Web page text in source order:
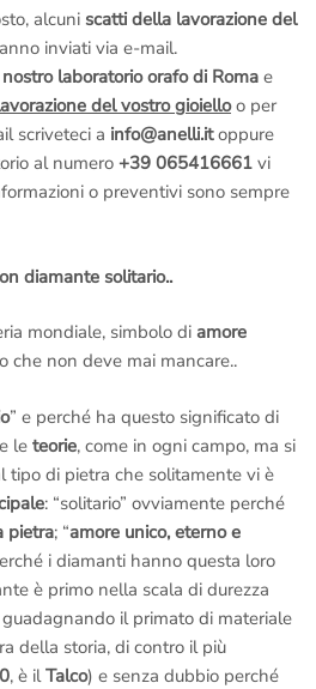
alcuni scatti della lavorazione del
inviati via e-mail.
laboratorio orafo di Roma e
del vostro gioielloo per
scriveteci a info@anelli.itoppure
al numero +39 065416661 vi
o preventivi sono sempre
diamante solitario..
mondiale, simbolo di amore
che non deve mai mancare..
” e perché ha questo significato di
le teorie, come in ogni campo, ma si
tipo di pietra che solitamente vi è
: “solitario” ovviamente perché
pietra; “amore unico, eterno e
i diamanti hanno questa loro
è primo nella scala di durezza
guadagnando il primato di materiale
della storia, di contro il più
, è ilTalco) e senza dubbio perché